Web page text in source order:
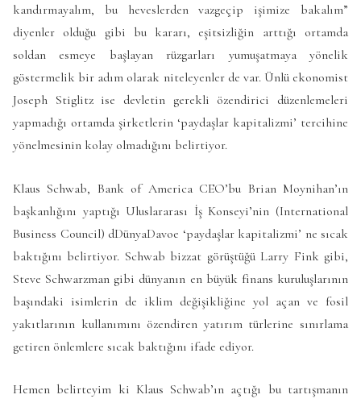
kandırmayalım, bu heveslerden vazgeçip işimize bakalım”
diyenler olduğu gibi bu kararı, eşitsizliğin arttığı ortamda
soldan esmeye başlayan rüzgarları yumuşatmaya yönelik
göstermelik bir adım olarak niteleyenler de var. Ünlü ekonomist
Joseph Stiglitz ise devletin gerekli özendirici düzenlemeleri
yapmadığı ortamda şirketlerin ‘paydaşlar kapitalizmi’ tercihine
yönelmesinin kolay olmadığını belirtiyor.
Klaus Schwab, Bank of America CEO’bu Brian Moynihan’ın
başkanlığını yaptığı Uluslararası İş Konseyi’nin (International
Business Council) dDünyaDavoe ‘paydaşlar kapitalizmi’ ne sıcak
baktığını belirtiyor. Schwab bizzat görüştüğü Larry Fink gibi,
Steve Schwarzman gibi dünyanın en büyük finans kuruluşlarının
başındaki isimlerin de iklim değişikliğine yol açan ve fosil
yakıtlarının kullanımını özendiren yatırım türlerine sınırlama
getiren önlemlere sıcak baktığını ifade ediyor.
Hemen belirteyim ki Klaus Schwab’ın açtığı bu tartışmanın